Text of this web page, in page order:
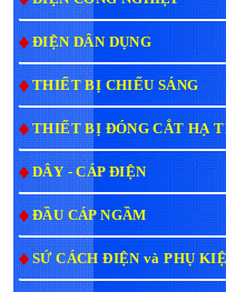
ĐIỆN DÂN DỤNG
THIẾT BỊ CHIẾU SÁNG
THIẾT BỊ ĐÓNG CẮT HẠ
DÂY - CÁP ĐIỆN
ĐẦU CÁP NGẦM
SỨ CÁCH ĐIỆN và PHỤ